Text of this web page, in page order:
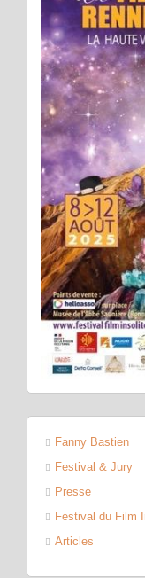
Fanny Bastien
Festival & Jury
Presse
Festival du Film
Articles